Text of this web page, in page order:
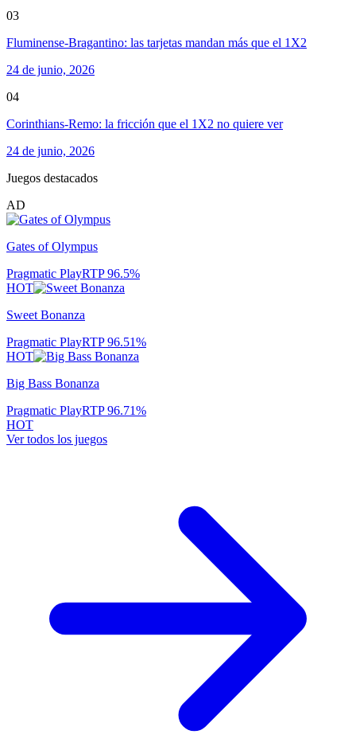
03
Fluminense-Bragantino: las tarjetas mandan más que el 1X2
24 de junio, 2026
04
Corinthians-Remo: la fricción que el 1X2 no quiere ver
24 de junio, 2026
Juegos destacados
AD
Gates of Olympus
Pragmatic PlayRTP96.5%
HOT
Sweet Bonanza
Pragmatic PlayRTP96.51%
HOT
Big Bass Bonanza
Pragmatic PlayRTP96.71%
HOT
Ver todos los juegos